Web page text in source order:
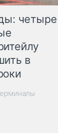
четыре
в